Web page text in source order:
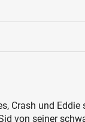
Crash und
von seiner